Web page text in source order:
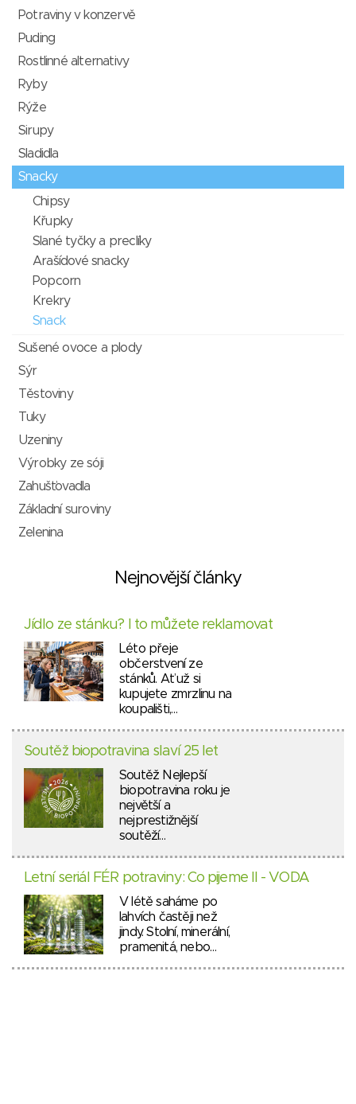
Potraviny v konzervě
Puding
Rostlinné alternativy
Ryby
Rýže
Sirupy
Sladidla
Snacky
Chipsy
Křupky
Slané tyčky a preclíky
Arašídové snacky
Popcorn
Krekry
Snack
Sušené ovoce a plody
Sýr
Těstoviny
Tuky
Uzeniny
Výrobky ze sóji
Zahušťovadla
Základní suroviny
Zelenina
Nejnovější články
Jídlo ze stánku? I to můžete reklamovat
Léto přeje
občerstvení ze
stánků. Ať už si
kupujete zmrzlinu na
koupališti,…
Soutěž biopotravina slaví 25 let
Soutěž Nejlepší
biopotravina roku je
největší a
nejprestižnější
soutěží…
Letní seriál FÉR potraviny: Co pijeme II - VODA
V létě saháme po
lahvích častěji než
jindy. Stolní, minerální,
pramenitá, nebo…